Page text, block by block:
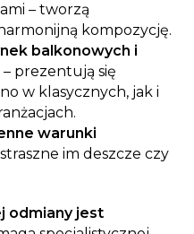
– tworzą
kompozycję.
balkonowych i
– prezentują się
w klasycznych, jak i
warunki
im deszcze czy
odmiany jest